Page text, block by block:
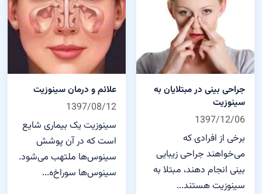
جراحی بینی در مبتلایان به
سینوزیت
1397/12/06
برخی از افرادی که
می‌خواهند جراحی زیبایی
بینی انجام دهند، مبتلا به
سینوزیت هستند...
علائم و درمان سینوزیت
1397/08/12
سینوزیت یک بیماری شایع
است که در آن پوشش
سینوس‌ها ملتهب می‌شود.
سینوس‌ها سوراخ‌ه...